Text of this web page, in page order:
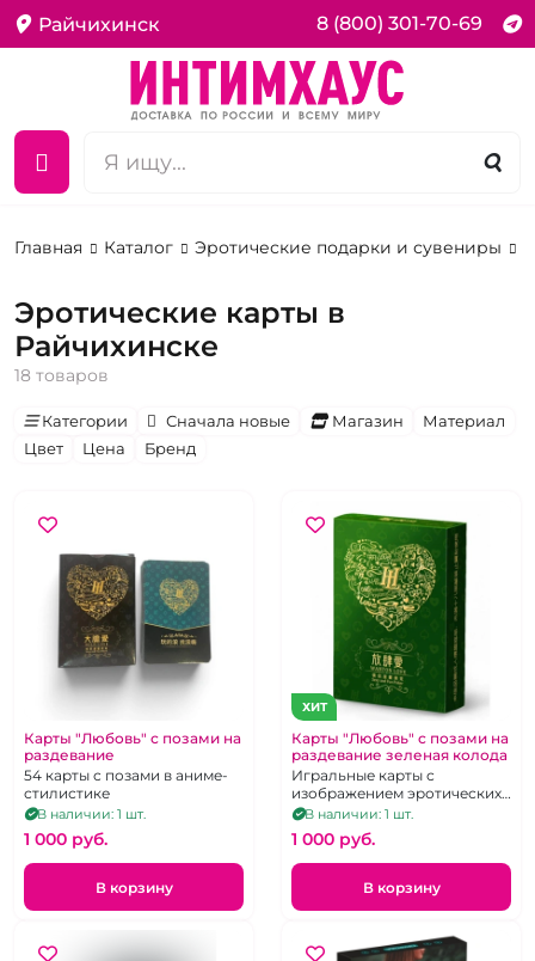
Райчихинск 8 (800) 301-70-69
Главная Каталог Эротические подарки и сувениры
Эротические карты в
Райчихинске
18 товаров
Категории Сначала новые Магазин
Материал
Цвет
Цена Бренд
Карты "Любовь" с позами на
раздевание
54 карты с позами в аниме-
стилистике
В наличии: 1 шт.
1 000 pуб.
В корзину
ХИТ
Карты "Любовь" с позами на
раздевание зеленая колода
Игральные карты с
изображением эротических
поз в стиле аниме
В наличии: 1 шт.
1 000 pуб.
В корзину